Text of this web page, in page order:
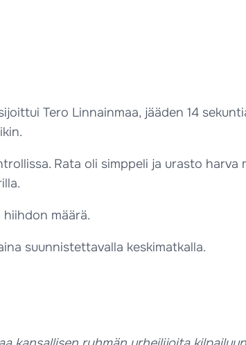
Tero Linnainmaa, jääden 14
Rata oli simppeli ja urasto
määrä.
suunnistettavalla keskimatkalla.